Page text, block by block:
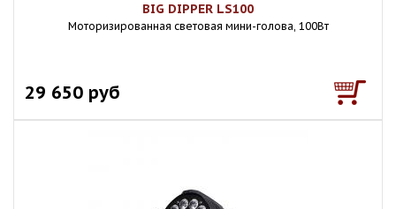
BIG DIPPER LS100
Моторизированная световая мини-голова, 100Вт
29 650 руб